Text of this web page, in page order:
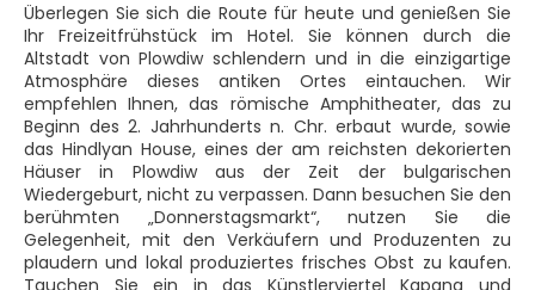
Überlegen Sie sich die Route für heute und genießen Sie
Ihr Freizeitfrühstück im Hotel. Sie können durch die
Altstadt von Plowdiw schlendern und in die einzigartige
Atmosphäre dieses antiken Ortes eintauchen. Wir
empfehlen Ihnen, das römische Amphitheater, das zu
Beginn des 2. Jahrhunderts n. Chr. erbaut wurde, sowie
das Hindlyan House, eines der am reichsten dekorierten
Häuser in Plowdiw aus der Zeit der bulgarischen
Wiedergeburt, nicht zu verpassen. Dann besuchen Sie den
berühmten „Donnerstagsmarkt“, nutzen Sie die
Gelegenheit, mit den Verkäufern und Produzenten zu
plaudern und lokal produziertes frisches Obst zu kaufen.
Tauchen Sie ein in das Künstlerviertel Kapana und